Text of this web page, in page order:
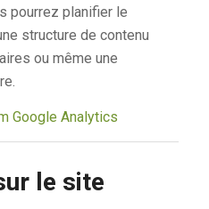
pourrez planifier le
structure de contenu
ou même une
le site